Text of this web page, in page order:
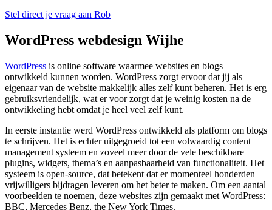
Stel direct je vraag aan Rob
WordPress webdesign Wijhe
WordPress is online software waarmee websites en blogs
ontwikkeld kunnen worden. WordPress zorgt ervoor dat jij als
eigenaar van de website makkelijk alles zelf kunt beheren. Het is erg
gebruiksvriendelijk, wat er voor zorgt dat je weinig kosten na de
ontwikkeling hebt omdat je heel veel zelf kunt.
In eerste instantie werd WordPress ontwikkeld als platform om blogs
te schrijven. Het is echter uitgegroeid tot een volwaardig content
management systeem en zoveel meer door de vele beschikbare
plugins, widgets, thema’s en aanpasbaarheid van functionaliteit. Het
systeem is open-source, dat betekent dat er momenteel honderden
vrijwilligers bijdragen leveren om het beter te maken. Om een aantal
voorbeelden te noemen, deze websites zijn gemaakt met WordPress:
BBC, Mercedes Benz, the New York Times.